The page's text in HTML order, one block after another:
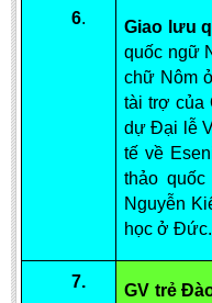
Literature Club
Calligraphy Club
6. Giao lưu
quốc ngữ
chữ Nôm
tài trợ của
dự Đại lễ
tế về
thảo
Nguyễn
học ở Đức.
7.
GV trẻ